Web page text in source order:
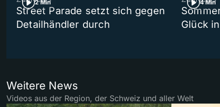
2 Min
Street Parade setzt sich gegen
Detailhändler durch
4 Min
Glück
Weitere News
Videos aus der Region, der Schweiz und aller Welt